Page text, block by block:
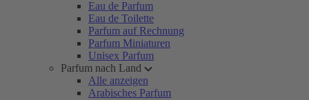
Eau de Parfum
Eau de Toilette
Parfum auf Rechnung
Parfum Miniaturen
Unisex Parfum
Parfum nach Land
Alle anzeigen
Arabisches Parfum